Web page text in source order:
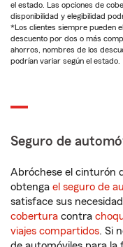
el estado. Las opciones de
disponibilidad y elegibilidad
*Los clientes siempre pueden
descuento por dos o más
ahorros, nombres de los
podrían variar según el estado.
Seguro de
Abróchese el cinturón
obtenga el seguro de
satisface sus
cobertura contra
viajes compartidos. Si